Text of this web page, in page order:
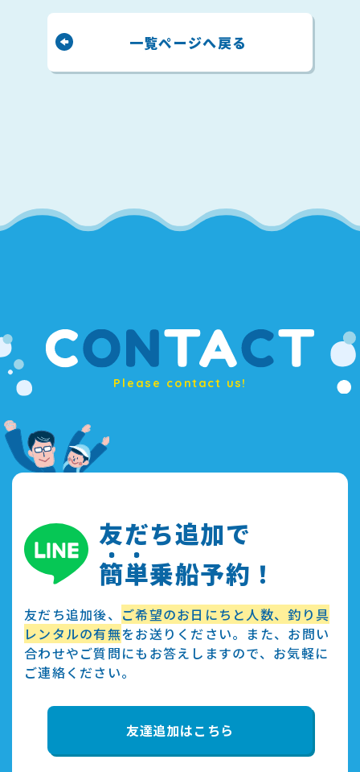
一覧ページへ戻る
Please contact us!
友だち追加で
簡単乗船予約！
友だち追加後、 ご希望のお日にちと人数、釣り具
レンタルの有無をお送りください。また、お問い
合わせやご質問にもお答えしますので、お気軽に
ご連絡ください。
友達追加はこちら